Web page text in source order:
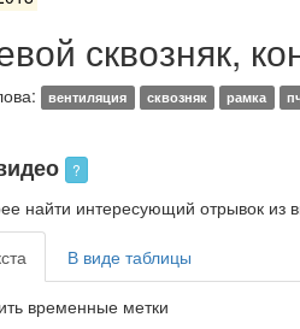
сквозняк,
вентиляция сквозняк рамка
?
найти интересующий отрывок из
В виде таблицы
временные метки